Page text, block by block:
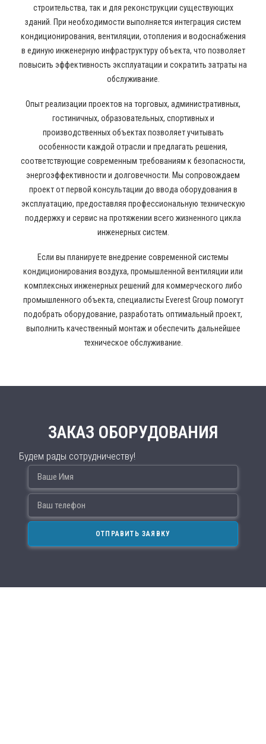
строительства, так и для реконструкции существующих
зданий. При необходимости выполняется интеграция систем
кондиционирования, вентиляции, отопления и водоснабжения
в единую инженерную инфраструктуру объекта, что позволяет
повысить эффективность эксплуатации и сократить затраты на
обслуживание.
Опыт реализации проектов на торговых, административных,
гостиничных, образовательных, спортивных и
производственных объектах позволяет учитывать
особенности каждой отрасли и предлагать решения,
соответствующие современным требованиям к безопасности,
энергоэффективности и долговечности. Мы сопровождаем
проект от первой консультации до ввода оборудования в
эксплуатацию, предоставляя профессиональную техническую
поддержку и сервис на протяжении всего жизненного цикла
инженерных систем.
Если вы планируете внедрение современной системы
кондиционирования воздуха, промышленной вентиляции или
комплексных инженерных решений для коммерческого либо
промышленного объекта, специалисты Everest Group помогут
подобрать оборудование, разработать оптимальный проект,
выполнить качественный монтаж и обеспечить дальнейшее
техническое обслуживание.
ЗАКАЗ ОБОРУДОВАНИЯ
Будем рады сотрудничеству!